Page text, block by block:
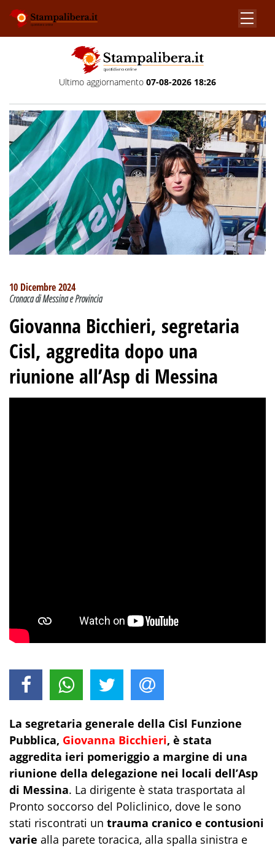
Ultimo aggiornamento 07-08-2026 18:26
10 Dicembre 2024
Cronaca di Messina e Provincia
Giovanna Bicchieri, segretaria
Cisl, aggredita dopo una
riunione all’Asp di Messina
La segretaria generale della Cisl Funzione
Pubblica, Giovanna Bicchieri, è stata
aggredita ieri pomeriggio a margine di una
riunione della delegazione nei locali dell’Asp
di Messina. La dirigente è stata trasportata al
Pronto soccorso del Policlinico, dove le sono
stati riscontrati un trauma cranico e contusioni
varie alla parete toracica, alla spalla sinistra e